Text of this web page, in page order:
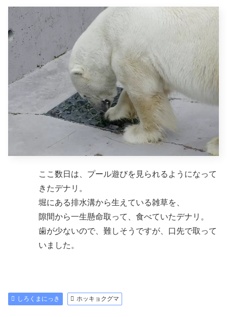
ここ数日は、プール遊びを見られるようになって
きたデナリ。
堀にある排水溝から生えている雑草を、
隙間から一生懸命取って、食べていたデナリ。
歯が少ないので、難しそうですが、口先で取って
いました。
しろくまにっき ホッキョクグマ